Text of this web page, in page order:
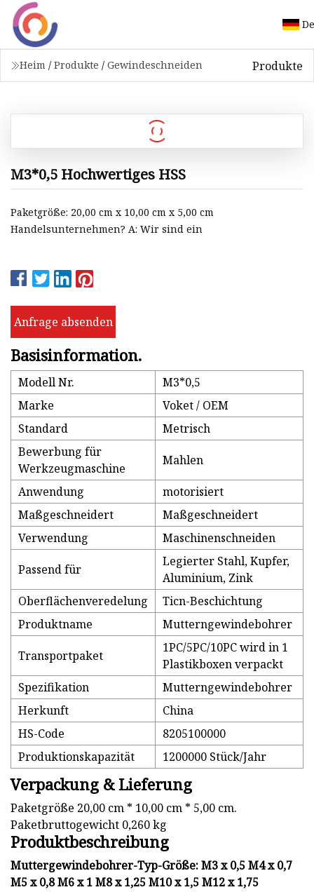
Heim / Produkte / Gewindeschneiden Produkte
M3*0,5 Hochwertiges HSS
Paketgröße: 20,00 cm x 10,00 cm x 5,00 cm
Handelsunternehmen? A: Wir sind ein
Anfrage absenden
Basisinformation.
Modell Nr.
M3*0,5
Marke
Voket / OEM
Standard
Metrisch
Bewerbung für
Werkzeugmaschine
Mahlen
Anwendung
motorisiert
Maßgeschneidert
Maßgeschneidert
Verwendung
Maschinenschneiden
Passend für
Legierter Stahl, Kupfer,
Aluminium, Zink
Oberflächenveredelung
Ticn-Beschichtung
Produktname
Mutterngewindebohrer
Transportpaket
1PC/5PC/10PC wird in 1
Plastikboxen verpackt
Spezifikation
Mutterngewindebohrer
Herkunft
China
HS-Code
8205100000
Produktionskapazität
1200000 Stück/Jahr
Verpackung & Lieferung
Paketgröße 20,00 cm * 10,00 cm * 5,00 cm.
Paketbruttogewicht 0,260 kg
Produktbeschreibung
Muttergewindebohrer-Typ-Größe: M3 x 0,5 M4 x 0,7
M5 x 0,8 M6 x 1 M8 x 1,25 M10 x 1,5 M12 x 1,75